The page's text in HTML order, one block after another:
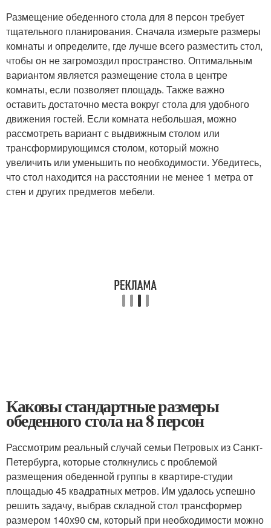
Размещение обеденного стола для 8 персон требует
тщательного планирования. Сначала измерьте размеры
комнаты и определите, где лучше всего разместить стол,
чтобы он не загромоздил пространство. Оптимальным
вариантом является размещение стола в центре
комнаты, если позволяет площадь. Также важно
оставить достаточно места вокруг стола для удобного
движения гостей. Если комната небольшая, можно
рассмотреть вариант с выдвижным столом или
трансформирующимся столом, который можно
увеличить или уменьшить по необходимости. Убедитесь,
что стол находится на расстоянии не менее 1 метра от
стен и других предметов мебели.
Каковы стандартные размеры
обеденного стола на 8 персон
Рассмотрим реальный случай семьи Петровых из Санкт-
Петербурга, которые столкнулись с проблемой
размещения обеденной группы в квартире-студии
площадью 45 квадратных метров. Им удалось успешно
решить задачу, выбрав складной стол трансформер
размером 140х90 см, который при необходимости можно